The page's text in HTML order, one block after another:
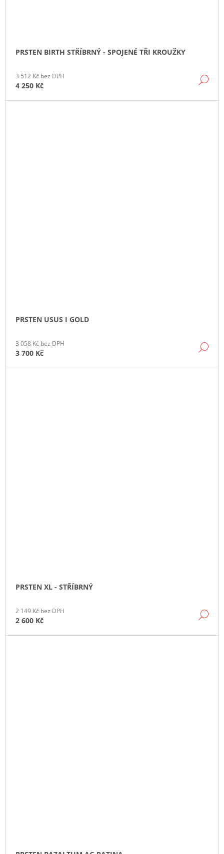
PRSTEN BIRTH STŘÍBRNÝ - SPOJENÉ TŘI KROUŽKY
3 512 Kč bez DPH
4 250 Kč
PRSTEN USUS I GOLD
3 058 Kč bez DPH
3 700 Kč
PRSTEN XL - STŘÍBRNÝ
2 149 Kč bez DPH
2 600 Kč